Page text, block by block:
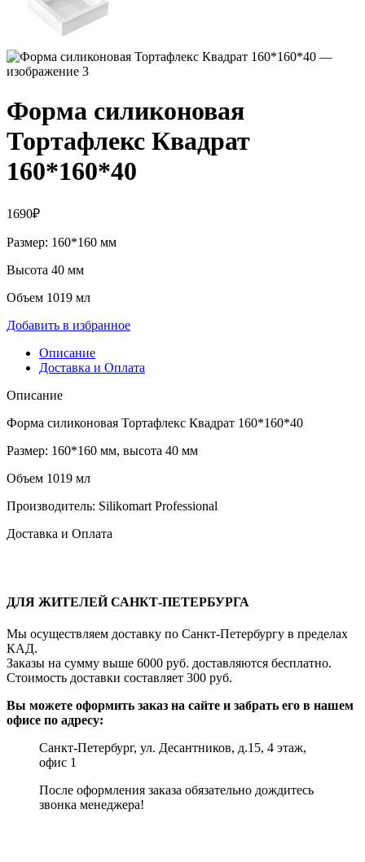
Форма силиконовая
Тортафлекс Квадрат
160*160*40
1690₽
Размер: 160*160 мм
Высота 40 мм
Объем 1019 мл
Добавить в избранное
Описание
Доставка и Оплата
Описание
Форма силиконовая Тортафлекс Квадрат 160*160*40
Размер: 160*160 мм, высота 40 мм
Объем 1019 мл
Производитель: Silikomart Professional
Доставка и Оплата
ДЛЯ ЖИТЕЛЕЙ САНКТ-ПЕТЕРБУРГА
Мы осуществляем доставку по Санкт-Петербургу в пределах
КАД.
Заказы на сумму выше 6000 руб. доставляются бесплатно.
Стоимость доставки составляет 300 руб.
Вы можете оформить заказ на сайте и забрать его в нашем
офисе по адресу:
Санкт-Петербург, ул. Десантников, д.15, 4 этаж,
офис 1
После оформления заказа обязательно дождитесь
звонка менеджера!